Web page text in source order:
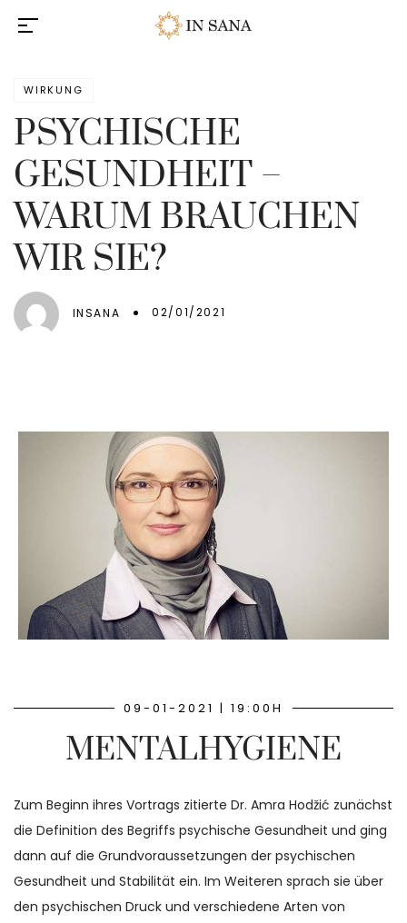
WIRKUNG
PSYCHISCHE
GESUNDHEIT –
WARUM BRAUCHEN
WIR SIE?
INSANA 02/01/2021
09-01-2021 | 19:00H
MENTALHYGIENE
Zum Beginn ihres Vortrags zitierte Dr. Amra Hodžić zunächst
die Definition des Begriffs psychische Gesundheit und ging
dann auf die Grundvoraussetzungen der psychischen
Gesundheit und Stabilität ein. Im Weiteren sprach sie über
den psychischen Druck und verschiedene Arten von